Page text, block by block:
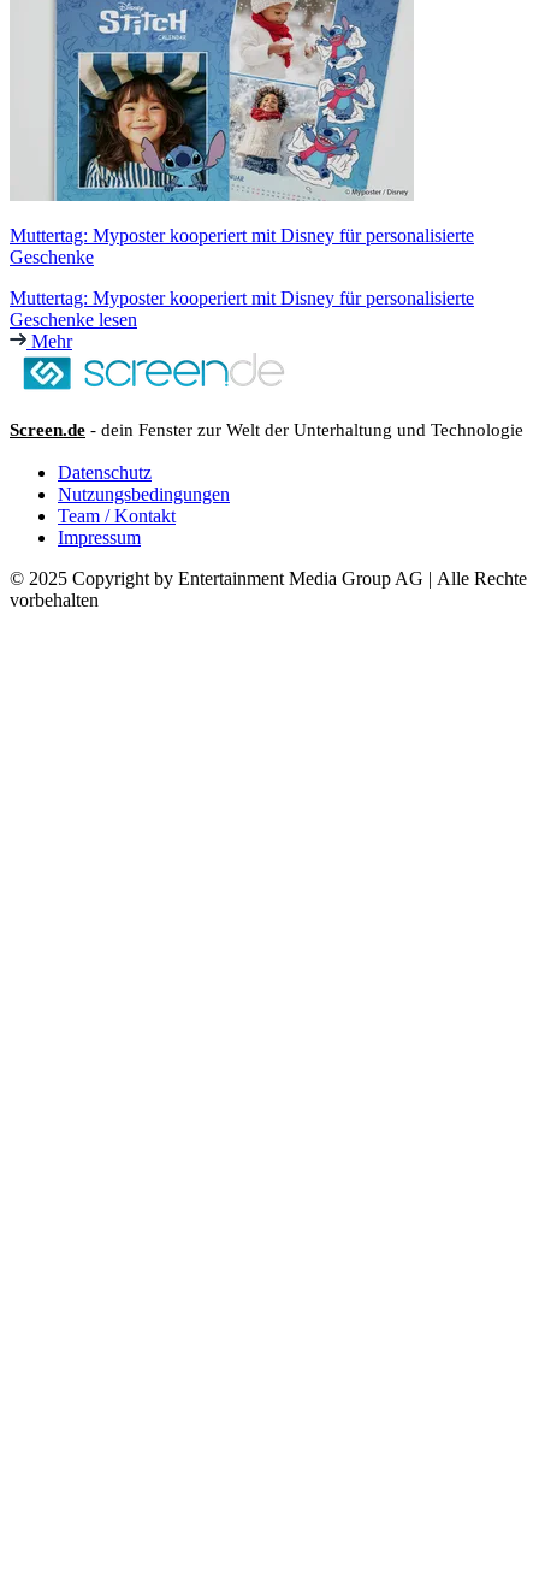
Muttertag: Myposter kooperiert mit Disney für personalisierte
Geschenke
Muttertag: Myposter kooperiert mit Disney für personalisierte
Geschenke lesen
Mehr
Screen.de - dein Fenster zur Welt der Unterhaltung und Technologie
Datenschutz
Nutzungsbedingungen
Team / Kontakt
Impressum
© 2025 Copyright by Entertainment Media Group AG | Alle Rechte
vorbehalten